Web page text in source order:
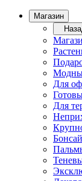
Магазин
Для
Для
Бонсай